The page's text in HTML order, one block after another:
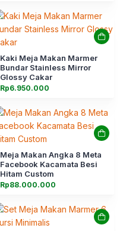
Kaki Meja Makan Marmer
Bundar Stainless Mirror
Glossy Cakar
Rp6.950.000
Meja Makan Angka 8 Meta
Facebook Kacamata Besi
Hitam Custom
Rp88.000.000